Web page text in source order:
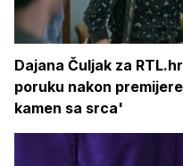
Dajana Čuljak za
poruku nakon
kamen sa srca'